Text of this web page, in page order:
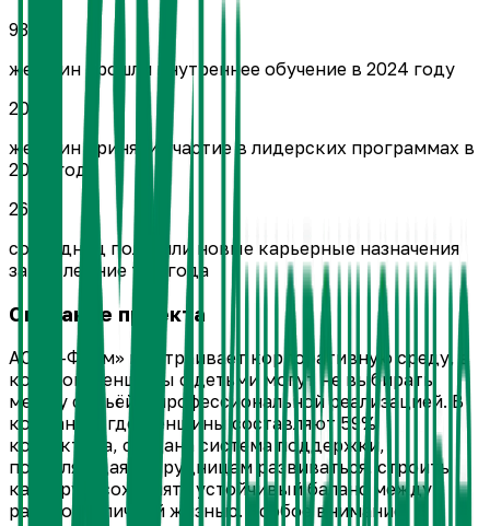
937
женщин прошли внутреннее обучение в 2024 году
205
женщин приняли участие в лидерских программах в
2024 году
26
сотрудниц получили новые карьерные назначения
за последние три года
Описание проекта
АО «Р-Фарм» выстраивает корпоративную среду, в
которой женщины с детьми могут не выбирать
между семьёй и профессиональной реализацией. В
компании, где женщины составляют 59%
коллектива, создана система поддержки,
позволяющая сотрудницам развиваться, строить
карьеру и сохранять устойчивый баланс между
работой и личной жизнью. Особое внимание